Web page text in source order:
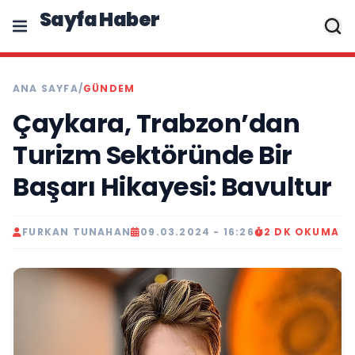
Sayfa Haber
ANA SAYFA/GÜNDEM
Çaykara, Trabzon’dan
Turizm Sektöründe Bir
Başarı Hikayesi: Bavultur
FURKAN TUNAHAN 09.03.2024 - 16:26 2 DK OKUMA